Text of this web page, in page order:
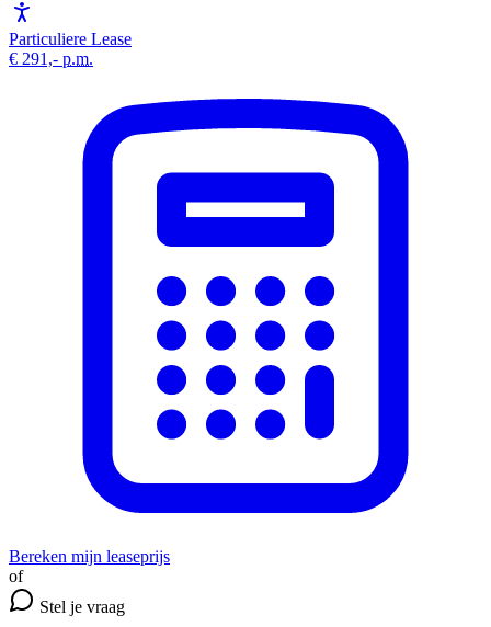
Particuliere Lease
€ 291,- p.m.
Bereken mijn leaseprijs
of
Stel je vraag